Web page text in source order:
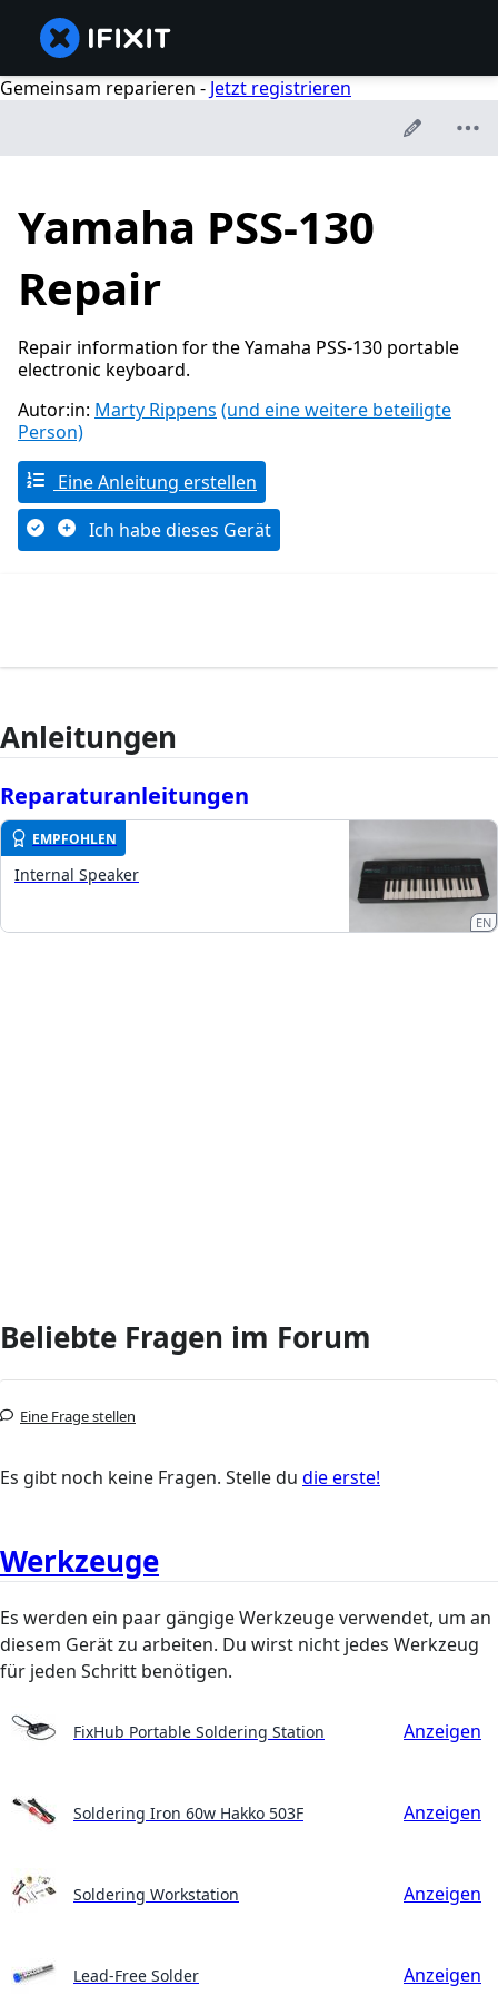
Gemeinsam reparieren - Jetzt registrieren
Yamaha PSS-130
Repair
Repair information for the Yamaha PSS-130 portable
electronic keyboard.
Autor:in: Marty Rippens (und eine weitere beteiligte
Person)
Eine Anleitung erstellen
Ich habe dieses Gerät
Anleitungen
Reparaturanleitungen
EMPFOHLEN
Internal Speaker
EN
Beliebte Fragen im Forum
Eine Frage stellen
Es gibt noch keine Fragen. Stelle du die erste!
Werkzeuge
Es werden ein paar gängige Werkzeuge verwendet, um an
diesem Gerät zu arbeiten. Du wirst nicht jedes Werkzeug
für jeden Schritt benötigen.
FixHub Portable Soldering Station Anzeigen
Soldering Iron 60w Hakko 503F Anzeigen
Soldering Workstation Anzeigen
Lead-Free Solder Anzeigen